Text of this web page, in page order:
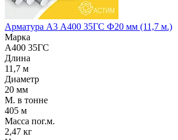
Арматура А3 А400 35ГС Ф20 мм (11,7 м.)
Марка
А400 35ГС
Длина
11,7 м
Диаметр
20 мм
М. в тонне
405 м
Масса пог.м.
2,47 кг